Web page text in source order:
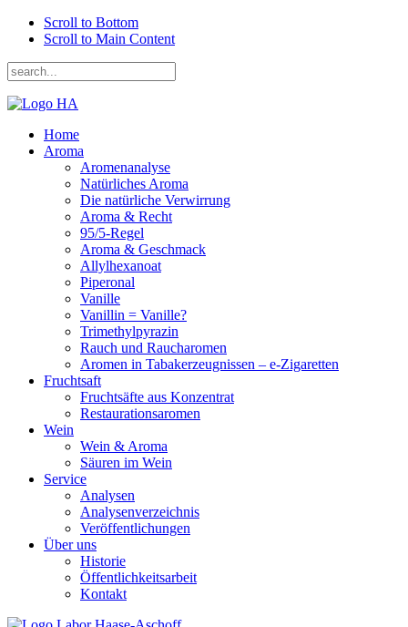
Scroll to Bottom
Scroll to Main Content
Home
Aroma
Aromenanalyse
Natürliches Aroma
Die natürliche Verwirrung
Aroma & Recht
95/5-Regel
Aroma & Geschmack
Allylhexanoat
Piperonal
Vanille
Vanillin = Vanille?
Trimethylpyrazin
Rauch und Raucharomen
Aromen in Tabakerzeugnissen – e-Zigaretten
Fruchtsaft
Fruchtsäfte aus Konzentrat
Restaurationsaromen
Wein
Wein & Aroma
Säuren im Wein
Service
Analysen
Analysenverzeichnis
Veröffentlichungen
Über uns
Historie
Öffentlichkeitsarbeit
Kontakt